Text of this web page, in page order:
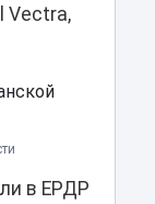
Vectra,
в ЕРДР